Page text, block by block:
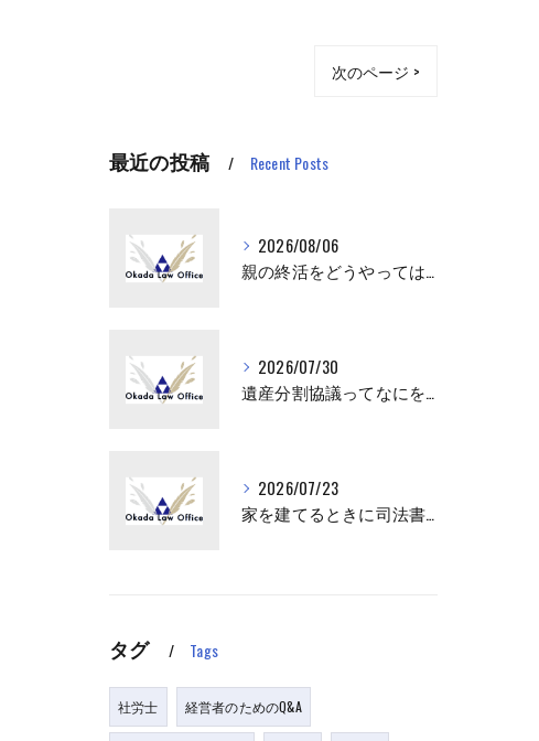
次のページ >
最近の投稿 Recent Posts
2026/08/06
親の終活をどうやってはじめさせればいい？
2026/07/30
遺産分割協議ってなにをすればいいの？
2026/07/23
家を建てるときに司法書士が出てくるけど、何をするの？
タグ Tags
社労士 経営者のためのQ&A